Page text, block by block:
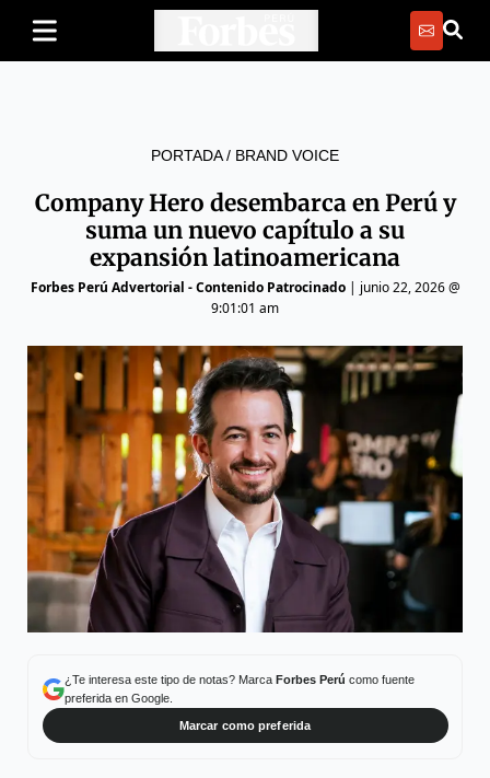
PORTADA/ BRAND VOICE
Company Hero desembarca en Perú y
suma un nuevo capítulo a su
expansión latinoamericana
Forbes Perú Advertorial - Contenido Patrocinado| junio 22, 2026 @
9:01:01 am
¿Te interesa este tipo de notas? Marca Forbes Perú como fuente
preferida en Google.
Marcar como preferida